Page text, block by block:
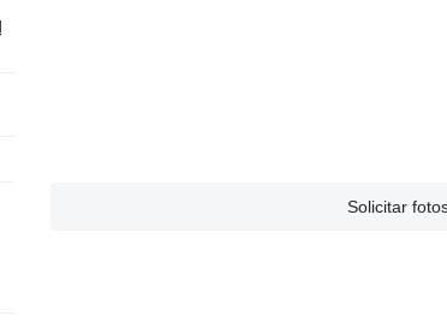
Solicitar